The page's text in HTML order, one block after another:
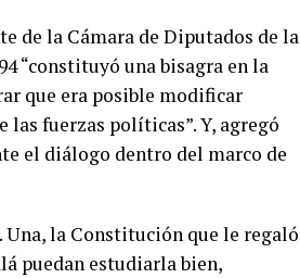
de la Cámara de Diputados de la
“constituyó una bisagra en la
que era posible modificar
fuerzas políticas”. Y, agregó
el diálogo dentro del marco de
Una, la Constitución que le regaló
puedan estudiarla bien,